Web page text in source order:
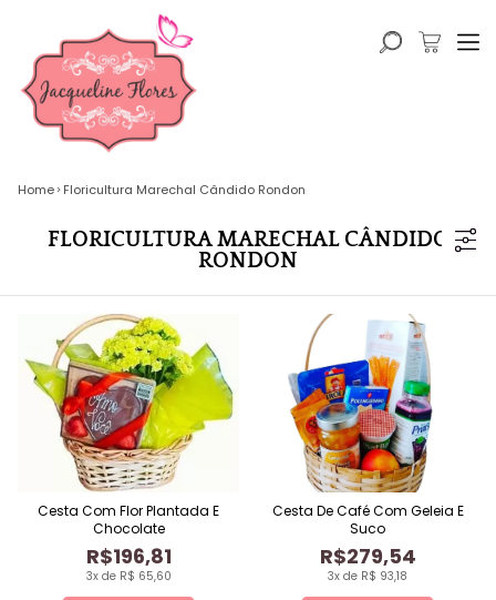
Home Floricultura Marechal Cândido Rondon
FLORICULTURA MARECHAL CÂNDIDO
RONDON
3x de R$ 65,60
R$196,81
Cesta Com Flor Plantada E
Chocolate
3x de R$ 93,18
R$279,54
Cesta De Café Com Geleia E
Suco